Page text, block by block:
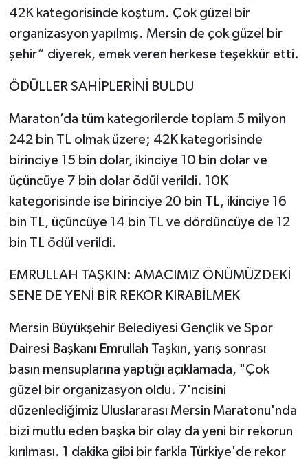
42K kategorisinde koştum. Çok güzel bir
organizasyon yapılmış. Mersin de çok güzel bir
şehir” diyerek, emek veren herkese teşekkür etti.
ÖDÜLLER SAHİPLERİNİ BULDU
Maraton’da tüm kategorilerde toplam 5 milyon
242 bin TL olmak üzere; 42K kategorisinde
birinciye 15 bin dolar, ikinciye 10 bin dolar ve
üçüncüye 7 bin dolar ödül verildi. 10K
kategorisinde ise birinciye 20 bin TL, ikinciye 16
bin TL, üçüncüye 14 bin TL ve dördüncüye de 12
bin TL ödül verildi.
EMRULLAH TAŞKIN: AMACIMIZ ÖNÜMÜZDEKİ
SENE DE YENİ BİR REKOR KIRABİLMEK
Mersin Büyükşehir Belediyesi Gençlik ve Spor
Dairesi Başkanı Emrullah Taşkın, yarış sonrası
basın mensuplarına yaptığı açıklamada, "Çok
güzel bir organizasyon oldu. 7'ncisini
düzenlediğimiz Uluslararası Mersin Maratonu'nda
bizi mutlu eden başka bir olay da yeni bir rekorun
kırılması. 1 dakika gibi bir farkla Türkiye'de rekor